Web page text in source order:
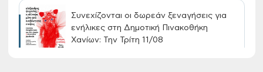
Συνεχίζονται οι δωρεάν ξεναγήσεις για
ενήλικες στη Δημοτική Πινακοθήκη
Χανίων: Την Τρίτη 11/08